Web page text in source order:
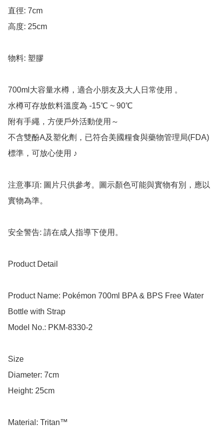
直徑: 7cm
高度: 25cm
物料: 塑膠
700ml大容量水樽，適合小朋友及大人日常使用 。
水樽可存放飲料溫度為 -15℃ ~ 90℃
附有手繩，方便戶外活動使用～
不含雙酚A及塑化劑，已符合美國糧食與藥物管理局(FDA)
標準，可放心使用 ♪
注意事項: 圖片只供參考。圖示顏色可能與實物有別，應以
實物為準。
安全警告: 請在成人指導下使用。
Product Detail
Product Name: Pokémon 700ml BPA & BPS Free Water
Bottle with Strap
Model No.: PKM-8330-2
Size
Diameter: 7cm
Height: 25cm
Material: Tritan™